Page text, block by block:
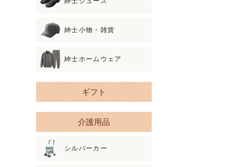
紳士小物・雑貨
紳士ホームウェア
ギフト
介護用品
シルバーカー